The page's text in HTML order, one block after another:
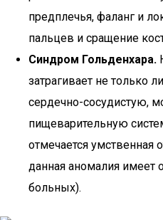
предплечья, фаланг и
пальцев и сращение
Синдром Гольденхара.
затрагивает не только
сердечно-сосудистую,
пищеварительную
отмечается умственная
данная аномалия имеет
больных).